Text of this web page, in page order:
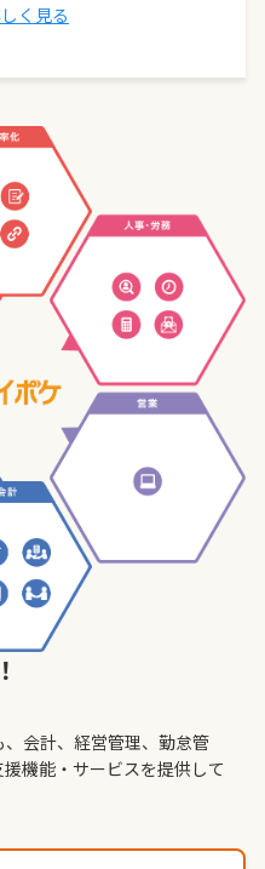
く見る
会計、経営管理、勤怠管
機能・サービスを提供して